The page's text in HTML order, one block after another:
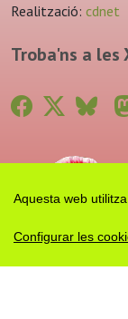
Aquesta web
Configurar les
Realització: cdnet
Troba'ns a les